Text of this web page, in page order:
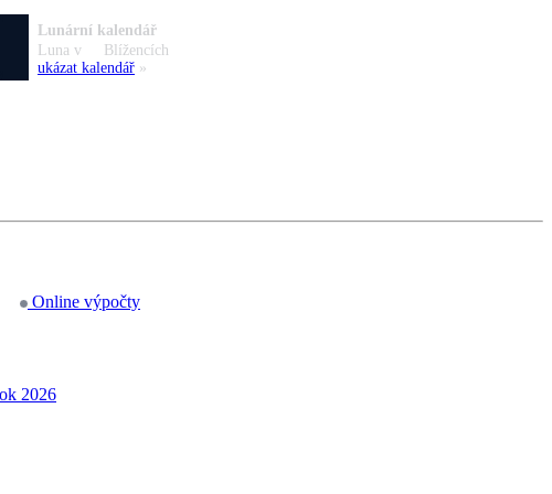
Online výpočty
2026
Lunární kalendář
Luna v
Blížencích
ukázat kalendář »